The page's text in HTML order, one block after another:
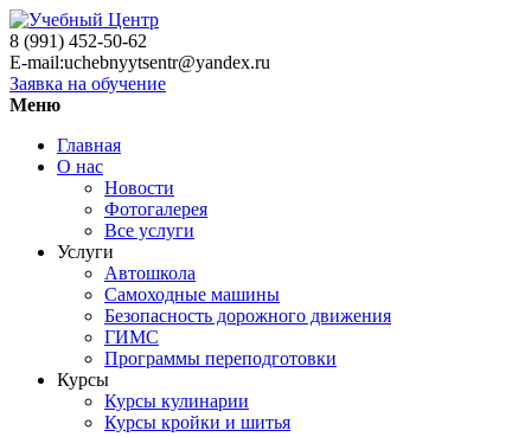
8 (991) 452-50-62
E-mail:uchebnyytsentr@yandex.ru
Заявка на обучение
Меню
Главная
О нас
Новости
Фотогалерея
Все услуги
Услуги
Автошкола
Самоходные машины
Безопасность дорожного движения
ГИМС
Программы переподготовки
Курсы
Курсы кулинарии
Курсы кройки и шитья